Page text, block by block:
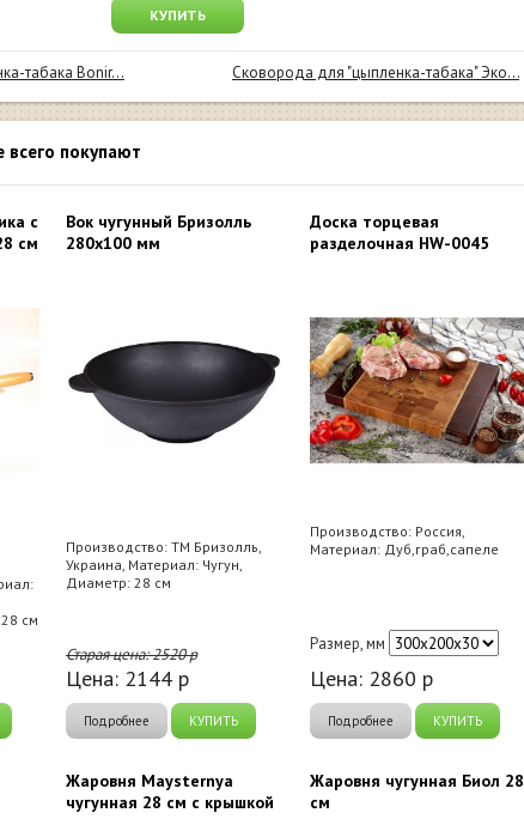
КУПИТЬ
табака Bonir... Сковорода для "цыпленка-табака" Эко...
покупают
с
см
см
Вок чугунный Бризолль
280х100 мм
Производство: ТМ Бризолль,
Украина, Материал: Чугун,
Диаметр: 28 см
Старая цена:2520р
Цена: 2144 р
Подробнее КУПИТЬ
Доска торцевая
разделочная HW-0045
Производство: Россия,
Материал: Дуб,граб,сапеле
Размер, мм
Цена: 2860 р
Подробнее КУПИТЬ
Жаровня Maysternya
чугунная 28 см с крышкой
Жаровня чугунная Биол 28
см